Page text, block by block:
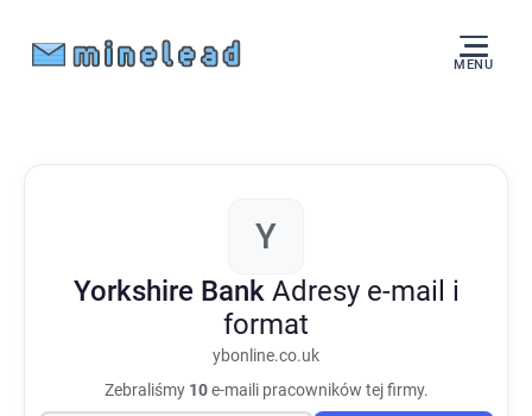
MENU
Y
Yorkshire Bank Adresy e-mail i
format
ybonline.co.uk
Zebraliśmy 10e-maili pracowników tej firmy.